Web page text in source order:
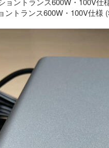
ントランス600W・100V仕